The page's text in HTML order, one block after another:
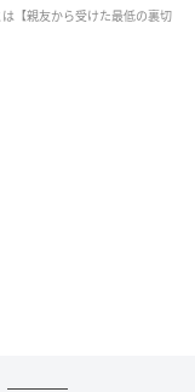
【親友から受けた最低の裏切